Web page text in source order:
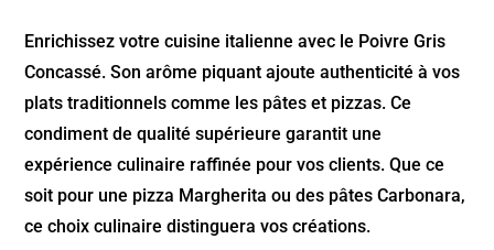
Enrichissez votre cuisine italienne avec le Poivre Gris
Concassé. Son arôme piquant ajoute authenticité à vos
plats traditionnels comme les pâtes et pizzas. Ce
condiment de qualité supérieure garantit une
expérience culinaire raffinée pour vos clients. Que ce
soit pour une pizza Margherita ou des pâtes Carbonara,
ce choix culinaire distinguera vos créations.